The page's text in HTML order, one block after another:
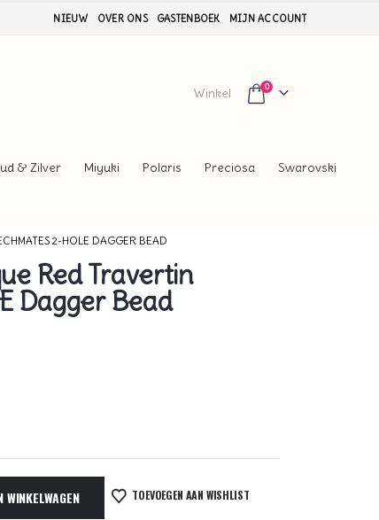
NIEUW OVER ONS GASTENBOEK MIJN ACCOUNT
Winkel 0
& Zilver Miyuki Polaris Preciosa Swarovski
2-HOLE DAGGER BEAD
Red Travertin
Dagger Bead
WINKELWAGEN TOEVOEGEN AAN WISHLIST